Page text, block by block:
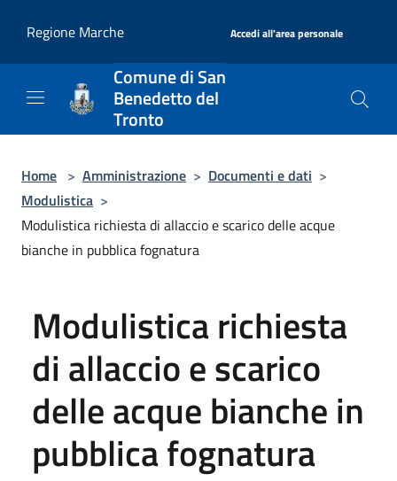
Regione Marche
Accedi all'area personale
Comune di San
Benedetto del
Tronto
Home > Amministrazione > Documenti e dati >
Modulistica >
Modulistica richiesta di allaccio e scarico delle acque
bianche in pubblica fognatura
Modulistica richiesta
di allaccio e scarico
delle acque bianche in
pubblica fognatura